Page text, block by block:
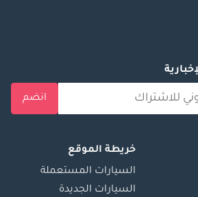
انضم
خريطة الموقع
السيارات المستعملة
السيارات الجديدة